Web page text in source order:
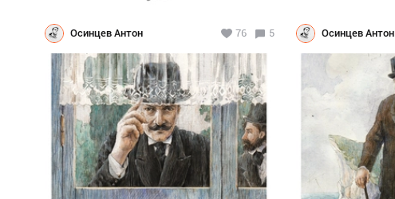
Осинцев Антон 76 5 Осинцев Антон